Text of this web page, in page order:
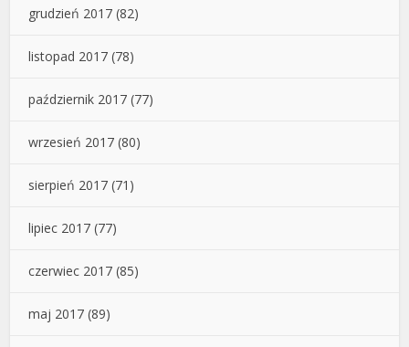
grudzień 2017 (82)
listopad 2017 (78)
październik 2017 (77)
wrzesień 2017 (80)
sierpień 2017 (71)
lipiec 2017 (77)
czerwiec 2017 (85)
maj 2017 (89)